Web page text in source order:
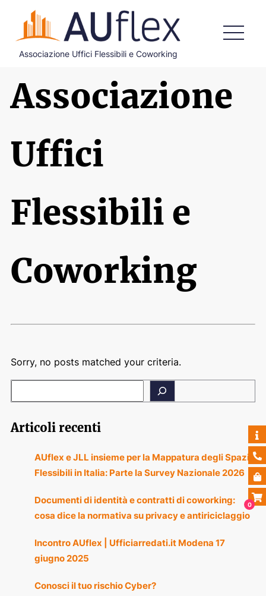
Associazione Uffici Flessibili e Coworking
CHI SIAMO
DOCUMENTI ISTITUZIONALI
BLOG
0
Associazione
Uffici
Flessibili e
Coworking
Sorry, no posts matched your criteria.
Articoli recenti
AUflex e JLL insieme per la Mappatura degli Spazi
Flessibili in Italia: Parte la Survey Nazionale 2026
Documenti di identità e contratti di coworking:
cosa dice la normativa su privacy e antiriciclaggio
Incontro AUflex | Ufficiarredati.it Modena 17
giugno 2025
Conosci il tuo rischio Cyber?